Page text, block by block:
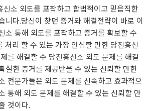
신소 외도를 포착하고 합법적이고 믿음직한
니다.당신이 찾던 증거와 해결전략이 바로 이
소 통해 외도를 포착하고 증거를 확보할 수
처리 할 수 있는 가장 안심할 만한 당진흥신
를 해결할 수 당진흥신소 외도 문제를 해결
실한 증거를 제공받을 수 있는 신뢰할 만한
전문가들은 외도 문제를 신속하고 효과적으
통해 외도 문제를 해결할 수 있는 신뢰할 만
것이다.